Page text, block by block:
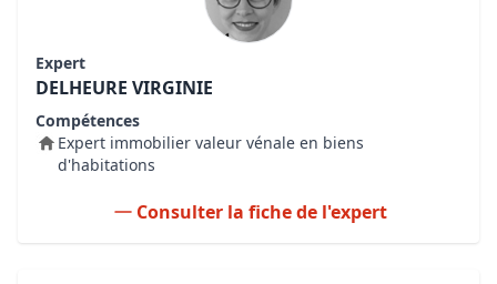
Expert
DELHEURE VIRGINIE
Compétences
Expert immobilier valeur vénale en biens
d'habitations
Consulter la fiche de l'expert